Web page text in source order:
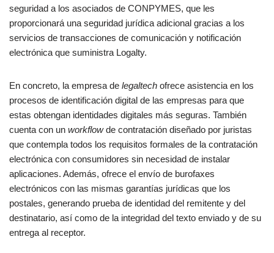
seguridad a los asociados de CONPYMES, que les
proporcionará una seguridad jurídica adicional gracias a los
servicios de transacciones de comunicación y notificación
electrónica que suministra Logalty.
En concreto, la empresa de legaltech ofrece asistencia en los
procesos de identificación digital de las empresas para que
estas obtengan identidades digitales más seguras. También
cuenta con un workflowde contratación diseñado por juristas
que contempla todos los requisitos formales de la contratación
electrónica con consumidores sin necesidad de instalar
aplicaciones. Además, ofrece el envío de burofaxes
electrónicos con las mismas garantías jurídicas que los
postales, generando prueba de identidad del remitente y del
destinatario, así como de la integridad del texto enviado y de su
entrega al receptor.